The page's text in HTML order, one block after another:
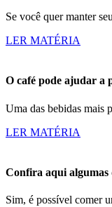
Se você quer manter
LER MATÉRIA
O café pode ajudar a
Uma das bebidas mais
LER MATÉRIA
Confira aqui algumas
Sim, é possível comer